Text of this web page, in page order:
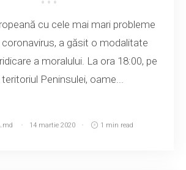
cu cele mai mari probleme
a găsit o modalitate
a moralului. La ora 18:00, pe
Peninsulei, oame...
14 martie 2020 1 min read